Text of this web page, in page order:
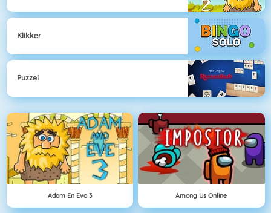
Klikker
Puzzel
Adam En Eva 3 Among Us Online